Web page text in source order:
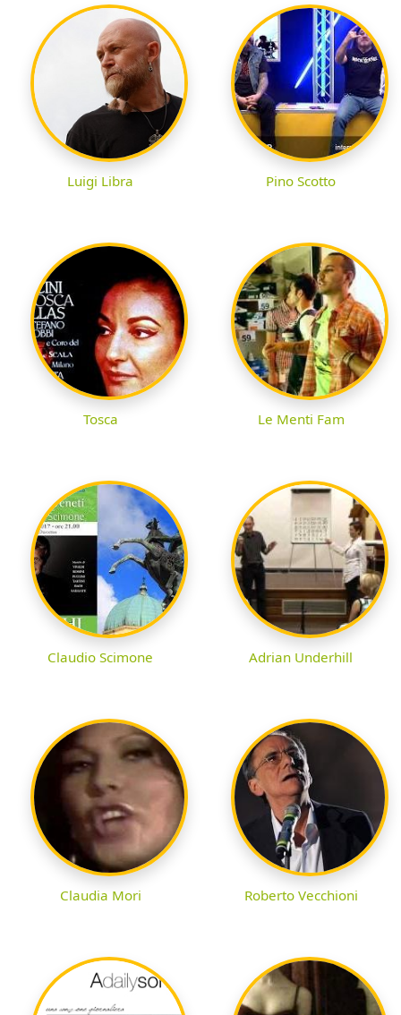
Luigi Libra Pino Scotto
Tosca Le Menti Fam
Claudio Scimone Adrian Underhill
Claudia Mori Roberto Vecchioni